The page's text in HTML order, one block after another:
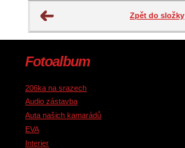
Zpět do složky
Fotoalbum
206ka na srazech
Audio zástavba
Auta našich kamarádů
EVA
Interier